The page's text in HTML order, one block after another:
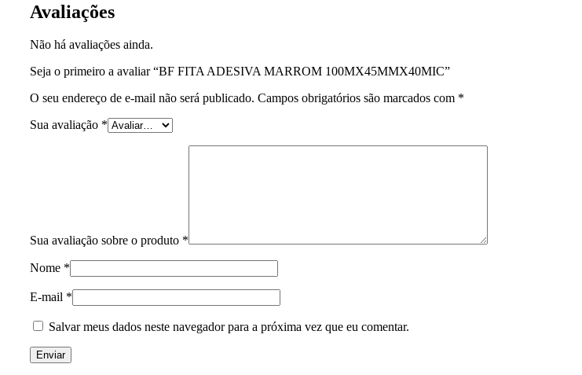
Avaliações
Não há avaliações ainda.
Seja o primeiro a avaliar “BF FITA ADESIVA MARROM 100MX45MMX40MIC”
O seu endereço de e-mail não será publicado. Campos obrigatórios são marcados com *
Sua avaliação *
Sua avaliação sobre o produto *
Nome *
E-mail *
Salvar meus dados neste navegador para a próxima vez que eu comentar.